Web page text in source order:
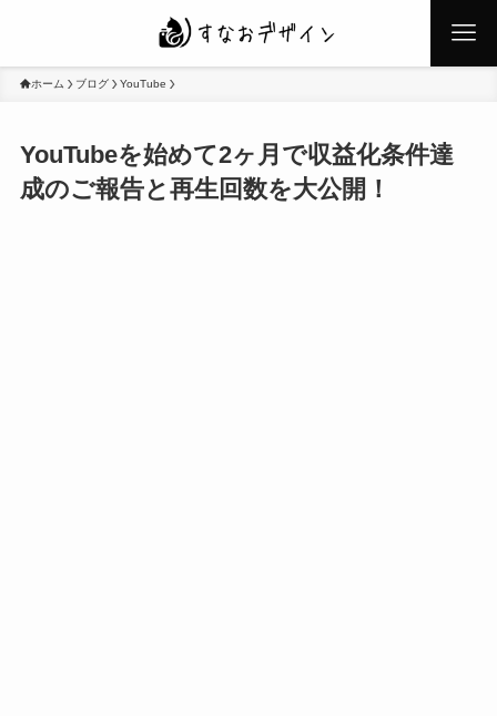
ホーム ブログ YouTube
YouTubeを始めて2ヶ月で収益化条件達
成のご報告と再生回数を大公開！